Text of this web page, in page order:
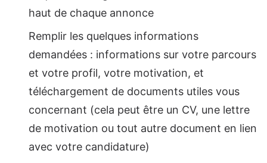
haut de chaque annonce
Remplir les quelques informations
demandées : informations sur votre parcours
et votre profil, votre motivation, et
téléchargement de documents utiles vous
concernant (cela peut être un CV, une lettre
de motivation ou tout autre document en lien
avec votre candidature)